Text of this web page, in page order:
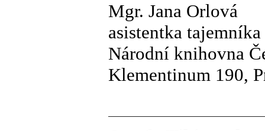
Mgr. Jana Orlová
asistentka
Národní knihovna
Klementinum 190,